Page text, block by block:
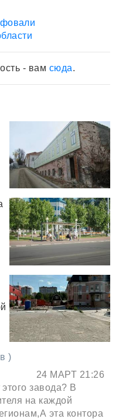
- вам сюда.
)
24 МАРТ 21:26
завода? В
на каждой
эта контора